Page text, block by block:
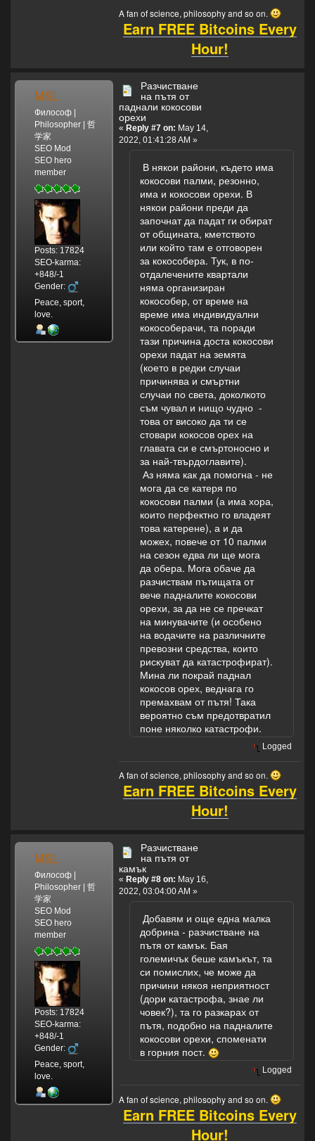
A fan of science, philosophy and so on.
Earn FREE Bitcoins Every
Hour!
MSL
Философ |
Philosopher | 哲
学家
SEO Mod
SEO hero
member
Posts: 17824
SEO-karma:
+848/-1
Gender:
Peace, sport,
love.
Разчистване
на пътя от
паднали кокосови
орехи
« Reply #7 on: May 14,
2022, 01:41:28 AM »
В някои райони, където има
кокосови палми, резонно,
има и кокосови орехи. В
някои райони преди да
започнат да падат ги обират
от общината, кметството
или който там е отговорен
за кокособера. Тук, в по-
отдалечените квартали
няма организиран
кокособер, от време на
време има индивидуални
кокособерачи, та поради
тази причина доста кокосови
орехи падат на земята
(което в редки случаи
причинява и смъртни
случаи по света, доколкото
съм чувал и нищо чудно -
това от високо да ти се
стовари кокосов орех на
главата си е смъртоносно и
за най-твърдоглавите).
Аз няма как да помогна - не
мога да се катеря по
кокосови палми (а има хора,
които перфектно го владеят
това катерене), а и да
можех, повече от 10 палми
на сезон едва ли ще мога
да обера. Мога обаче да
разчиствам пътищата от
вече падналите кокосови
орехи, за да не се пречкат
на минувачите (и особено
на водачите на различните
превозни средства, които
рискуват да катастрофират).
Мина ли покрай паднал
кокосов орех, веднага го
премахвам от пътя! Така
вероятно съм предотвратил
поне няколко катастрофи.
Logged
A fan of science, philosophy and so on.
Earn FREE Bitcoins Every
Hour!
MSL
Философ |
Philosopher | 哲
学家
SEO Mod
SEO hero
member
Posts: 17824
SEO-karma:
+848/-1
Gender:
Peace, sport,
love.
Разчистване
на пътя от
камък
« Reply #8 on: May 16,
2022, 03:04:00 AM »
Добавям и още една малка
добрина - разчистване на
пътя от камък. Бая
големичък беше камъкът, та
си помислих, че може да
причини някоя неприятност
(дори катастрофа, знае ли
човек?), та го разкарах от
пътя, подобно на падналите
кокосови орехи, споменати
в горния пост.
Logged
A fan of science, philosophy and so on.
Earn FREE Bitcoins Every
Hour!